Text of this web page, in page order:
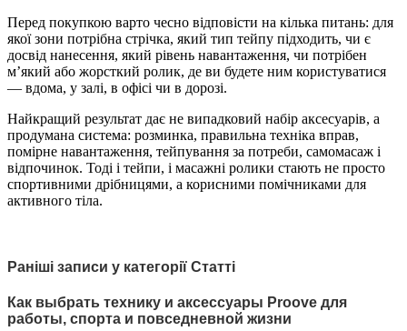
Перед покупкою варто чесно відповісти на кілька питань: для
якої зони потрібна стрічка, який тип тейпу підходить, чи є
досвід нанесення, який рівень навантаження, чи потрібен
м’який або жорсткий ролик, де ви будете ним користуватися
— вдома, у залі, в офісі чи в дорозі.
Найкращий результат дає не випадковий набір аксесуарів, а
продумана система: розминка, правильна техніка вправ,
помірне навантаження, тейпування за потреби, самомасаж і
відпочинок. Тоді і тейпи, і масажні ролики стають не просто
спортивними дрібницями, а корисними помічниками для
активного тіла.
Раніші записи у категорії Статті
Как выбрать технику и аксессуары Proove для
работы, спорта и повседневной жизни